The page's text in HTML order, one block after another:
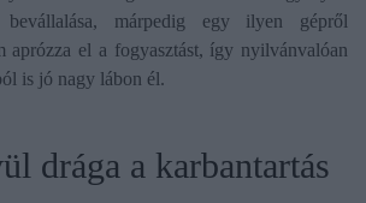
bevállalása, márpedig egy ilyen gépről
aprózza el a fogyasztást, így nyilvánvalóan
is jó nagy lábon él.
drága a karbantartás